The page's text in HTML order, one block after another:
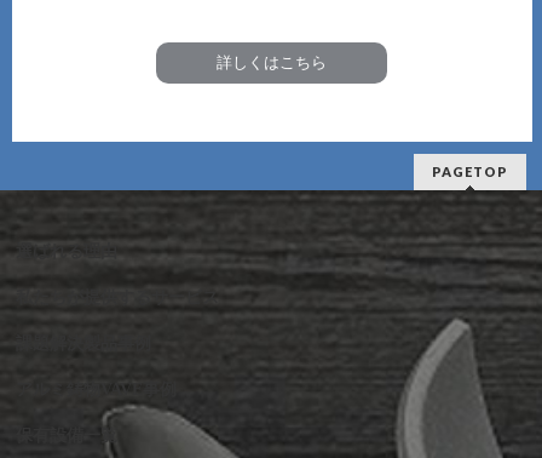
詳しくはこちら
PAGETOP
選ばれる理由
私たちが提供するサービス
アルミ鋳物VAVE事例